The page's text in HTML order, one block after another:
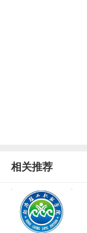
相关推荐